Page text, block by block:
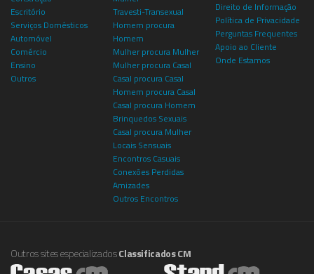
Escritório
Serviços Domésticos
Automóvel
Comércio
Ensino
Outros
Travesti-Transexual
Homem procura
Homem
Mulher procura Mulher
Mulher procura Casal
Casal procura Casal
Homem procura Casal
Casal procura Homem
Brinquedos Sexuais
Casal procura Mulher
Locais Sensuais
Encontros Casuais
Conexões Perdidas
Amizades
Outros Encontros
Direito de Informação
Política de Privacidade
Perguntas Frequentes
Apoio ao Cliente
Onde Estamos
Outros sites especializadosClassificados CM